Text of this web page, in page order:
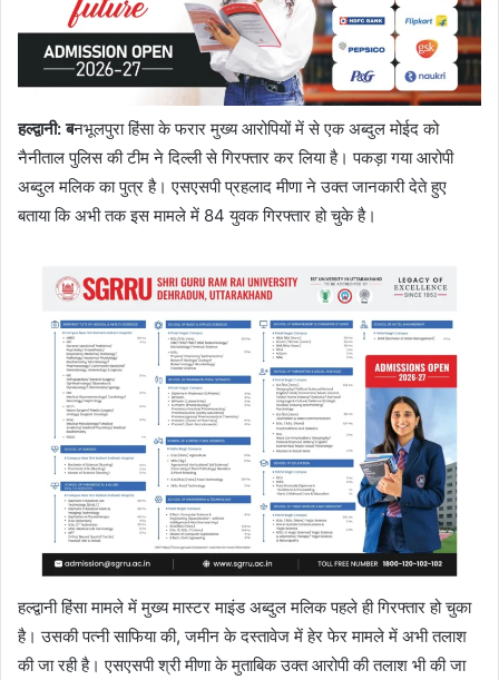
हल्द्वानी: बनभूलपुरा हिंसा के फरार मुख्य आरोपियों में से एक अब्दुल मोईद को
नैनीताल पुलिस की टीम ने दिल्ली से गिरफ्तार कर लिया है। पकड़ा गया आरोपी
अब्दुल मलिक का पुत्र है। एसएसपी प्रहलाद मीणा ने उक्त जानकारी देते हुए
बताया कि अभी तक इस मामले में 84 युवक गिरफ्तार हो चुके है।
हल्द्वानी हिंसा मामले में मुख्य मास्टर माइंड अब्दुल मलिक पहले ही गिरफ्तार हो चुका
है। उसकी पत्नी साफिया की, जमीन के दस्तावेज में हेर फेर मामले में अभी तलाश
की जा रही है। एसएसपी श्री मीणा के मुताबिक उक्त आरोपी की तलाश भी की जा